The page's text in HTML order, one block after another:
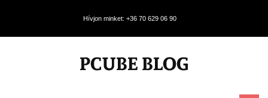
Hívjon minket: +36 70 629 06 90